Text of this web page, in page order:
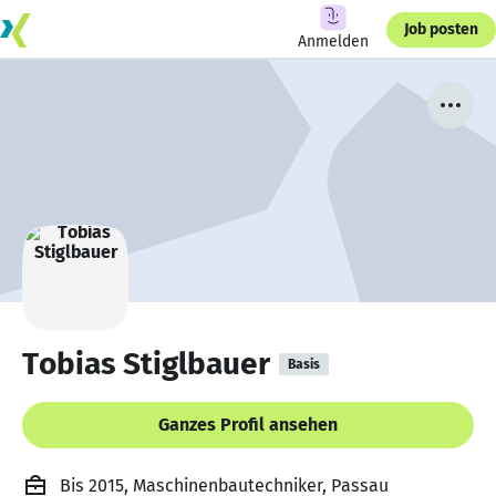
Anmelden
Job posten
Tobias Stiglbauer Basis
Ganzes Profil ansehen
Bis 2015, Maschinenbautechniker, Passau